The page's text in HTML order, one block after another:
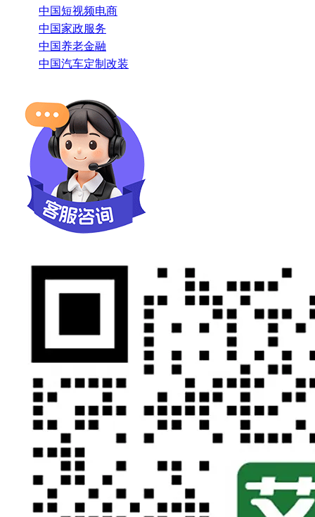
中国短视频电商
中国家政服务
中国养老金融
中国汽车定制改装